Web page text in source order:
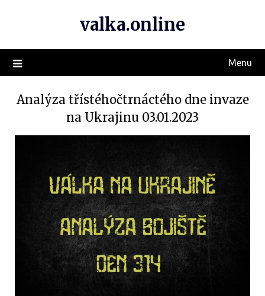
valka.online
Menu
Analýza třístéhočtrnáctého dne invaze
na Ukrajinu 03.01.2023